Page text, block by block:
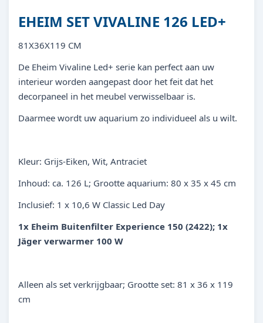
EHEIM SET VIVALINE 126 LED+
81X36X119 CM
De Eheim Vivaline Led+ serie kan perfect aan uw
interieur worden aangepast door het feit dat het
decorpaneel in het meubel verwisselbaar is.
Daarmee wordt uw aquarium zo individueel als u wilt.
Kleur: Grijs-Eiken, Wit, Antraciet
Inhoud: ca. 126 L; Grootte aquarium: 80 x 35 x 45 cm
Inclusief: 1 x 10,6 W Classic Led Day
1x Eheim Buitenfilter Experience 150 (2422); 1x
Jäger verwarmer 100 W
Alleen als set verkrijgbaar; Grootte set: 81 x 36 x 119
cm